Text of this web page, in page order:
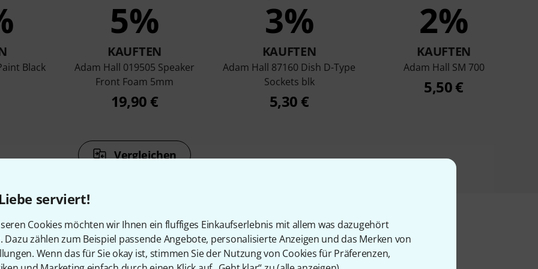
serviert!
Cookies möchten wir Ihnen ein fluffiges Einkaufserlebnis mit allem was dazugehört
Dazu zählen zum Beispiel passende Angebote, personalisierte Anzeigen und das Merken von
Wenn das für Sie okay ist, stimmen Sie der Nutzung von Cookies für Präferenzen,
Black
5%
KAUFTEN
Adam Hall 019505 Speaker
Front Foam 5mm
19,90 €
3%
KAUFTEN
Adam Hall 87160 Dish D-Type
Sockets blk
5,30 €
2%
KAUFTEN
Adam Hall SM 700
5,50 €
Vergleichen
& passende Artikel